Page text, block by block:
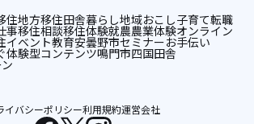
住地方移住田舎暮らし地域おこし子育て転職
事移住相談移住体験就農農業体験オンライン
イベント教育安曇野市セミナーお手伝い
体験型コンテンツ鳴門市四国田舎
イバシーポリシー利用規約運営会社